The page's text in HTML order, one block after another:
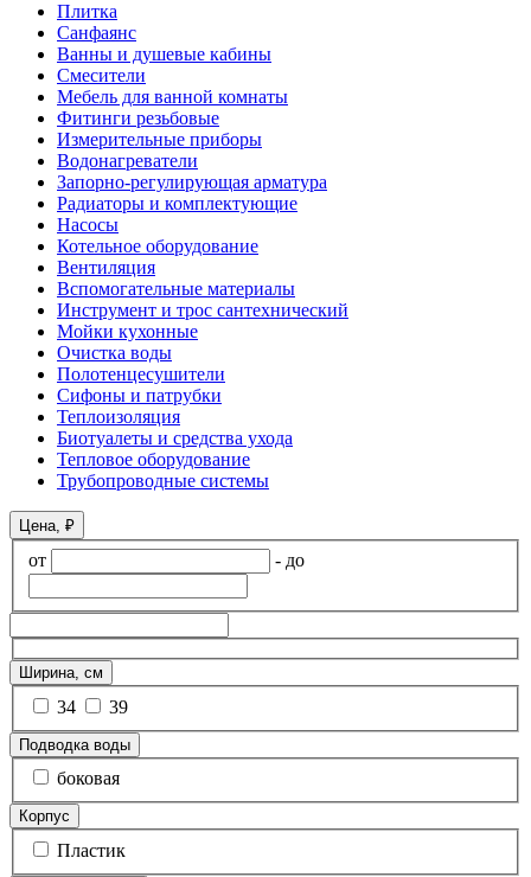
Плитка
Санфаянс
Ванны и душевые кабины
Смесители
Мебель для ванной комнаты
Фитинги резьбовые
Измерительные приборы
Водонагреватели
Запорно-регулирующая арматура
Радиаторы и комплектующие
Насосы
Котельное оборудование
Вентиляция
Вспомогательные материалы
Инструмент и трос сантехнический
Мойки кухонные
Очистка воды
Полотенцесушители
Сифоны и патрубки
Теплоизоляция
Биотуалеты и средства ухода
Тепловое оборудование
Трубопроводные системы
Цена, ₽
от - до
Ширина, см
34 39
Подводка воды
боковая
Корпус
Пластик